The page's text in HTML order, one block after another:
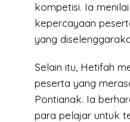
kompetisi. Ia
kepercayaan
yang
Selain itu, Hetifah
peserta yang
Pontianak. Ia
para pelajar untuk